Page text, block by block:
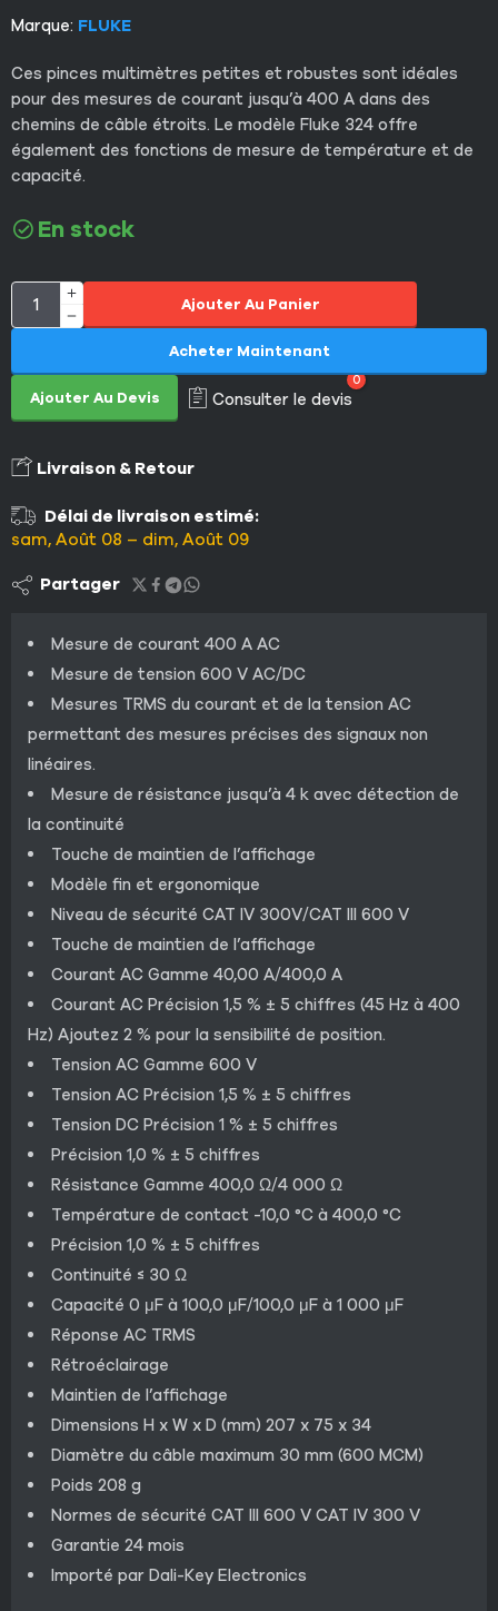
Marque: FLUKE
Ces pinces multimètres petites et robustes sont idéales
pour des mesures de courant jusqu’à 400 A dans des
chemins de câble étroits. Le modèle Fluke 324 offre
également des fonctions de mesure de température et de
capacité.
En stock
Ajouter Au Panier
Ajouter Au Devis Consulter le devis
0
Acheter Maintenant
Livraison & Retour
Délai de livraison estimé:
sam, Août 08 – dim, Août 09
Partager
Mesure de courant 400 A AC
Mesure de tension 600 V AC/DC
Mesures TRMS du courant et de la tension AC
permettant des mesures précises des signaux non
linéaires.
Mesure de résistance jusqu’à 4 k avec détection de
la continuité
Touche de maintien de l’affichage
Modèle fin et ergonomique
Niveau de sécurité CAT IV 300V/CAT III 600 V
Touche de maintien de l’affichage
Courant AC Gamme 40,00 A/400,0 A
Courant AC Précision 1,5 % ± 5 chiffres (45 Hz à 400
Hz) Ajoutez 2 % pour la sensibilité de position.
Tension AC Gamme 600 V
Tension AC Précision 1,5 % ± 5 chiffres
Tension DC Précision 1 % ± 5 chiffres
Précision 1,0 % ± 5 chiffres
Résistance Gamme 400,0 Ω/4 000 Ω
Température de contact -10,0 °C à 400,0 °C
Précision 1,0 % ± 5 chiffres
Continuité ≤ 30 Ω
Capacité 0 μF à 100,0 μF/100,0 μF à 1 000 μF
Réponse AC TRMS
Rétroéclairage
Maintien de l’affichage
Dimensions H x W x D (mm) 207 x 75 x 34
Diamètre du câble maximum 30 mm (600 MCM)
Poids 208 g
Normes de sécurité CAT III 600 V CAT IV 300 V
Garantie 24 mois
Importé par Dali-Key Electronics